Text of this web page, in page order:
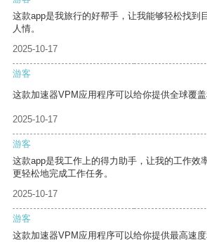
这款app是我旅行的好帮手，让我能够轻松找到
人情。
2025-10-17
游客
这款加速器VPM应用程序可以给你提供全球覆盖
2025-10-17
游客
这款app是我工作上的得力助手，让我的工作效
更轻松地完成工作任务。
2025-10-17
游客
这款加速器VPM应用程序可以给你提供最高速